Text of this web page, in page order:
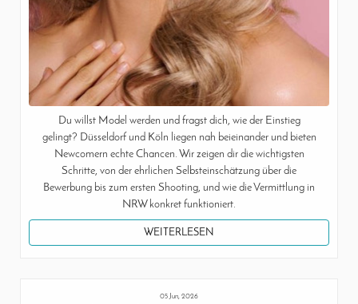
Du willst Model werden und fragst dich, wie der Einstieg
gelingt? Düsseldorf und Köln liegen nah beieinander und bieten
Newcomern echte Chancen. Wir zeigen dir die wichtigsten
Schritte, von der ehrlichen Selbsteinschätzung über die
Bewerbung bis zum ersten Shooting, und wie die Vermittlung in
NRW konkret funktioniert.
WEITERLESEN
05 Jun, 2026